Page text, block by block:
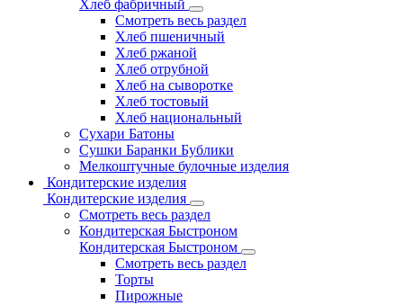
Хлеб фабричный
Смотреть весь раздел
Хлеб пшеничный
Хлеб ржаной
Хлеб отрубной
Хлеб на сыворотке
Хлеб тостовый
Хлеб национальный
Сухари Батоны
Сушки Баранки Бублики
Мелкоштучные булочные изделия
Кондитерские изделия
Кондитерские изделия
Смотреть весь раздел
Кондитерская Быстроном
Кондитерская Быстроном
Смотреть весь раздел
Торты
Пирожные